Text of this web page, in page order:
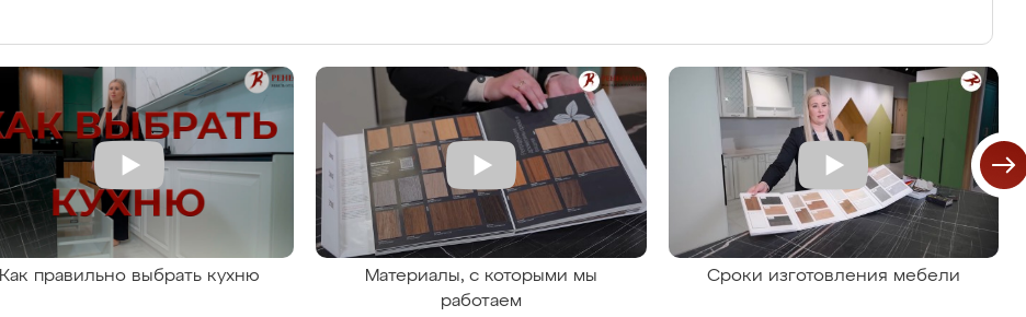
Как правильно выбрать кухню
Материалы, с которыми мы
работаем
Сроки изготовления мебели